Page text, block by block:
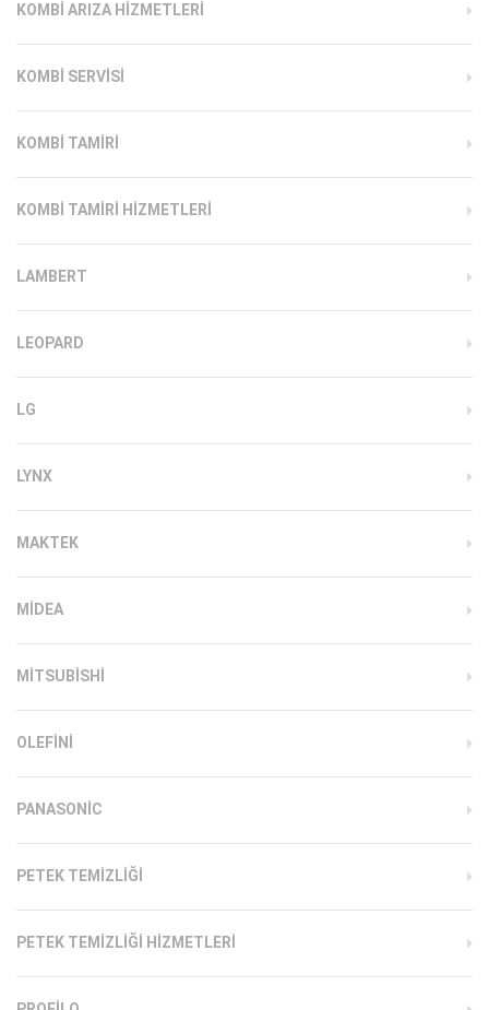
KOMBI ARIZA HIZMETLERI
KOMBI SERVISI
KOMBI TAMIRI
KOMBI TAMIRI HIZMETLERI
LAMBERT
LEOPARD
LG
LYNX
MAKTEK
MIDEA
MITSUBISHI
OLEFINI
PANASONIC
PETEK TEMIZLIĞI
PETEK TEMIZLIĞI HIZMETLERI